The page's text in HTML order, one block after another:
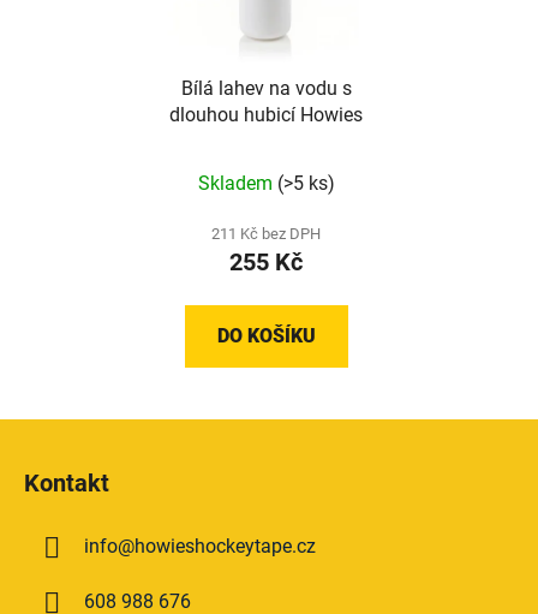
Bílá lahev na vodu s
dlouhou hubicí Howies
hodnocení
produktu
je
z
Skladem (>5 ks)
211 Kč bez DPH
255 Kč
DO KOŠÍKU
Kontakt
info@howieshockeytape.cz
608 988 676